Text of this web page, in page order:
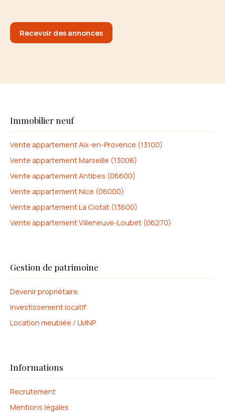
Recevoir des annonces
Immobilier neuf
Vente appartement Aix-en-Provence (13100)
Vente appartement Marseille (13008)
Vente appartement Antibes (06600)
Vente appartement Nice (06000)
Vente appartement La Ciotat (13600)
Vente appartement Villeneuve-Loubet (06270)
Gestion de patrimoine
Devenir propriétaire
Investissement locatif
Location meublée / LMNP
Informations
Recrutement
Mentions légales